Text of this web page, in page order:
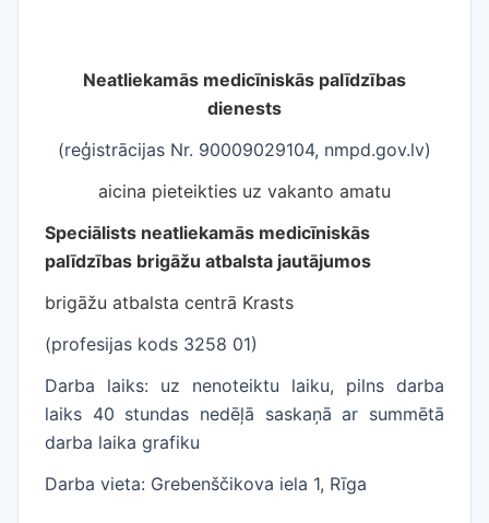
Neatliekamās medicīniskās palīdzības
dienests
(reģistrācijas Nr. 90009029104, nmpd.gov.lv)
aicina pieteikties uz vakanto amatu
Speciālists neatliekamās medicīniskās
palīdzības brigāžu atbalsta jautājumos
brigāžu atbalsta centrā Krasts
(profesijas kods 3258 01)
Darba laiks: uz nenoteiktu laiku, pilns darba
laiks 40 stundas nedēļā saskaņā ar summētā
darba laika grafiku
Darba vieta: Grebenščikova iela 1, Rīga